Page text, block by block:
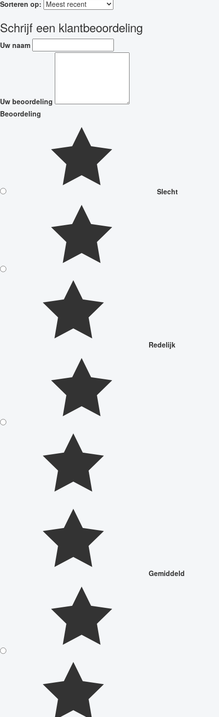
Sorteren op:
Schrijf een klantbeoordeling
Uw naam
Uw beoordeling
Beoordeling
Slecht
Redelijk
Gemiddeld